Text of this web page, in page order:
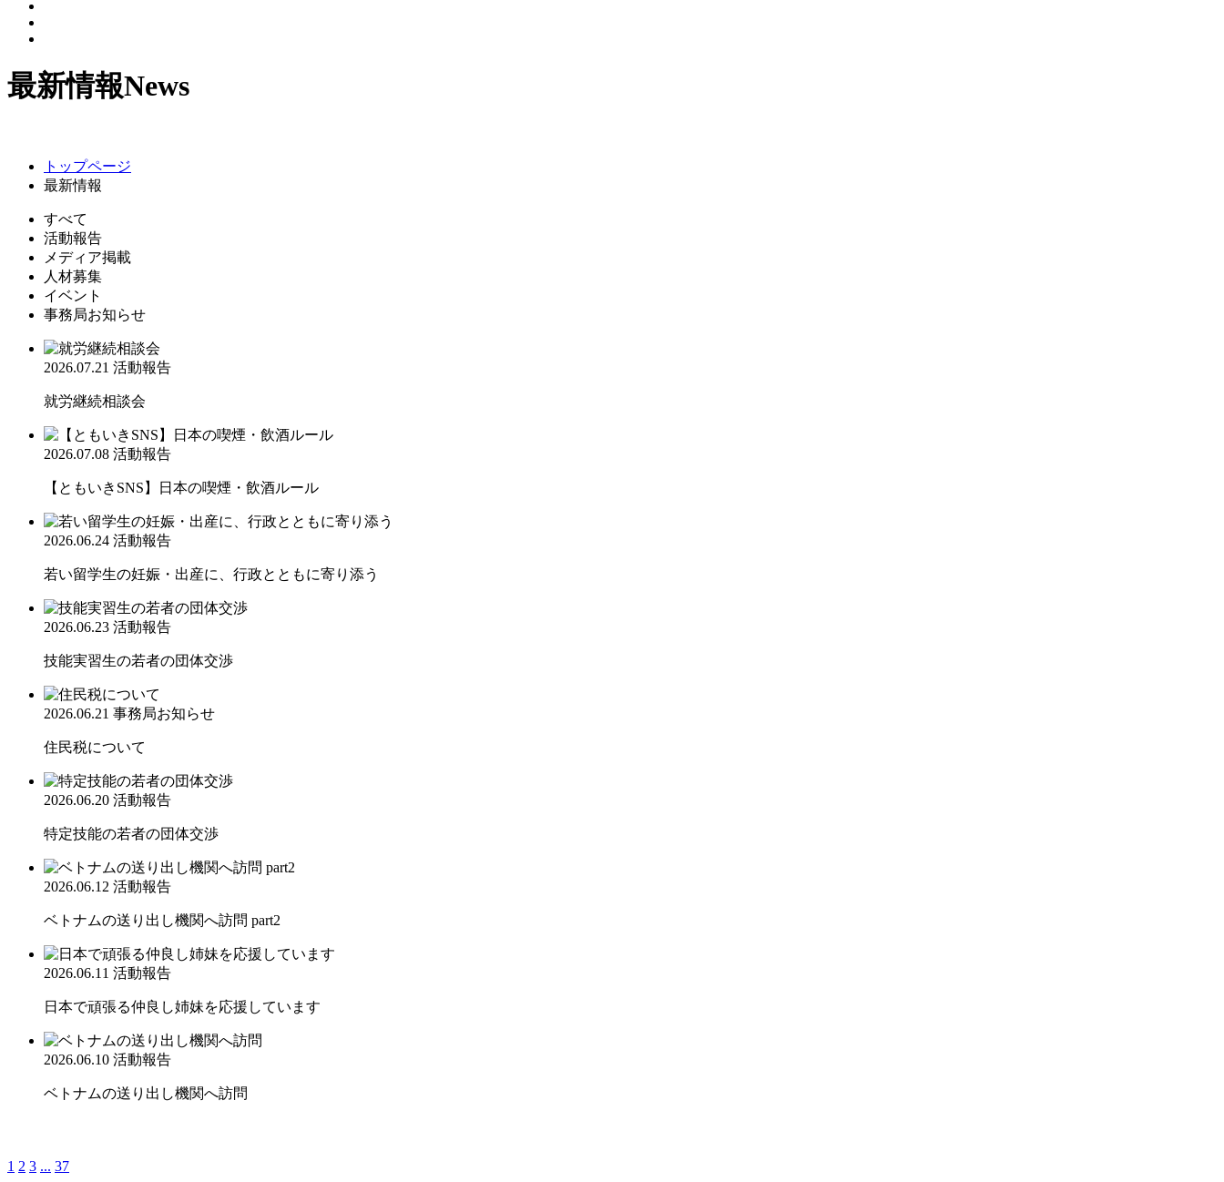
最新情報News
トップページ
最新情報
すべて
活動報告
メディア掲載
人材募集
イベント
事務局お知らせ
2026.07.21 活動報告
就労継続相談会
2026.07.08 活動報告
【ともいきSNS】日本の喫煙・飲酒ルール
2026.06.24 活動報告
若い留学生の妊娠・出産に、行政とともに寄り添う
2026.06.23 活動報告
技能実習生の若者の団体交渉
2026.06.21 事務局お知らせ
住民税について
2026.06.20 活動報告
特定技能の若者の団体交渉
2026.06.12 活動報告
ベトナムの送り出し機関へ訪問 part2
2026.06.11 活動報告
日本で頑張る仲良し姉妹を応援しています
2026.06.10 活動報告
ベトナムの送り出し機関へ訪問
1 2 3 ... 37